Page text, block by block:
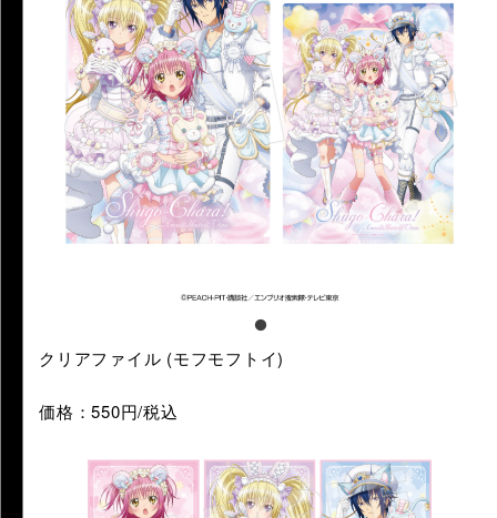
クリアファイル (モフモフトイ)
価格：550円/税込